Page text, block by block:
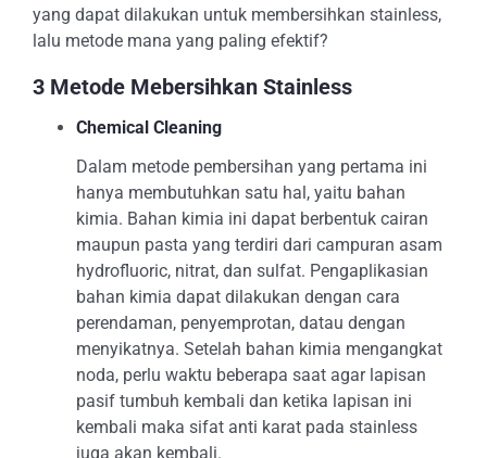
yang dapat dilakukan untuk membersihkan stainless,
lalu metode mana yang paling efektif?
3 Metode Mebersihkan Stainless
Chemical Cleaning
Dalam metode pembersihan yang pertama ini
hanya membutuhkan satu hal, yaitu bahan
kimia. Bahan kimia ini dapat berbentuk cairan
maupun pasta yang terdiri dari campuran asam
hydrofluoric, nitrat, dan sulfat. Pengaplikasian
bahan kimia dapat dilakukan dengan cara
perendaman, penyemprotan, datau dengan
menyikatnya. Setelah bahan kimia mengangkat
noda, perlu waktu beberapa saat agar lapisan
pasif tumbuh kembali dan ketika lapisan ini
kembali maka sifat anti karat pada stainless
juga akan kembali.